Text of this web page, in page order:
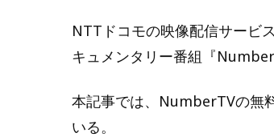
NTTドコモの映像配信サービ
キュメンタリー番組『
本記事では、NumberTVの無
いる。